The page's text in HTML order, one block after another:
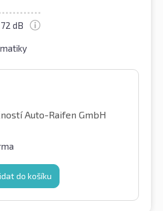
72 dB
Auto-Raifen GmbH
do košíku